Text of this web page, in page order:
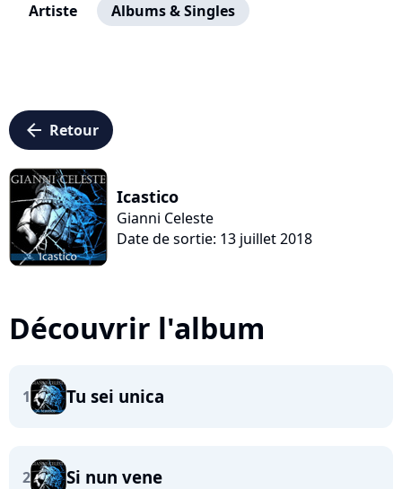
Artiste Albums & Singles
arrow_left Retour
Icastico
Gianni Celeste
Date de sortie: 13 juillet 2018
Découvrir l'album
1 Tu sei unica
2 Si nun vene